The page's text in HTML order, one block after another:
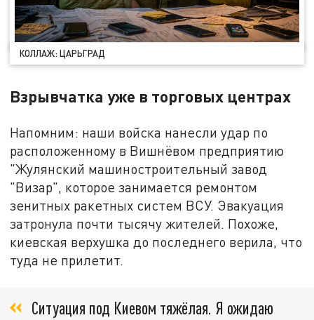
КОЛЛАЖ: ЦАРЬГРАД
Взрывчатка уже в торговых центрах
Напомним: наши войска нанесли удар по
расположенному в Вишнёвом предприятию
"Жулянский машиностроительный завод
"Визар", которое занимается ремонтом
зенитных ракетных систем ВСУ. Эвакуация
затронула почти тысячу жителей. Похоже,
киевская верхушка до последнего верила, что
туда не прилетит.
Ситуация под Киевом тяжёлая. Я ожидаю